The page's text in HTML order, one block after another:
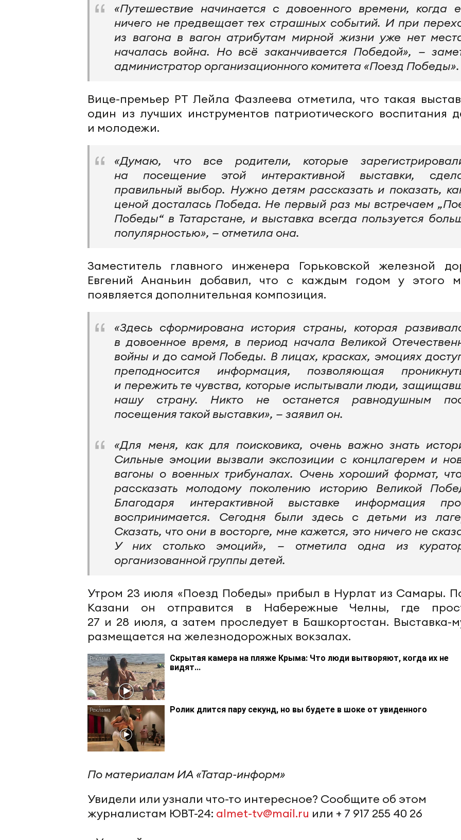
«Путешествие начинается с довоенного времени, когда
ничего не предвещает тех страшных событий. И при
из вагона в вагон атрибутам мирной жизни уже нет
началась война. Но всё заканчивается Победой», —
администратор организационного комитета «Поезд Победы».
Вице-премьер РТ Лейла Фазлеева отметила, что такая
один из лучших инструментов патриотического воспитания
и молодежи.
«Думаю, что все родители, которые
на посещение этой интерактивной выставки,
правильный выбор. Нужно детям рассказать и показать,
ценой досталась Победа. Не первый раз мы встречаем
Победы“ в Татарстане, и выставка всегда пользуется
популярностью», — отметила она.
Заместитель главного инженера Горьковской железной
Евгений Ананьин добавил, что с каждым годом у этого
появляется дополнительная композиция.
«Здесь сформирована история страны, которая
в довоенное время, в период начала Великой
войны и до самой Победы. В лицах, красках, эмоциях
преподносится информация, позволяющая
и пережить те чувства, которые испытывали люди,
нашу страну. Никто не останется равнодушным
посещения такой выставки», — заявил он.
«Для меня, как для поисковика, очень важно знать
Сильные эмоции вызвали экспозиции с концлагерем и
вагоны о военных трибуналах. Очень хороший формат,
рассказать молодому поколению историю Великой
Благодаря интерактивной выставке информация
воспринимается. Сегодня были здесь с детьми из
Сказать, что они в восторге, мне кажется, это ничего не
У них столько эмоций», — отметила одна из
организованной группы детей.
Утром 23 июля «Поезд Победы» прибыл в Нурлат из Самары.
Казани он отправится в Набережные Челны, где
27 и 28 июля, а затем проследует в Башкортостан. Выставка-
размещается на железнодорожных вокзалах.
Скрытая камера на пляже Крыма: Что люди вытворяют, когда их не
видят...
Ролик длится пару секунд, но вы будете в шоке от увиденного
По материалам ИА «Татар-информ»
Увидели или узнали что-то интересное? Сообщите об этом
журналистам ЮВТ-24: almet-tv@mail.ru или + 7 917 255 40 26